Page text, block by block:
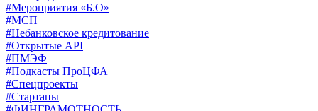
#Мероприятия «Б.О»
#МСП
#Небанковское кредитование
#Открытые API
#ПМЭФ
#Подкасты ПроЦФА
#Спецпроекты
#Стартапы